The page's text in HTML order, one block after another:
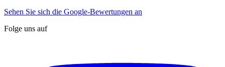
Sehen Sie sich die Google-Bewertungen an
Folge uns auf